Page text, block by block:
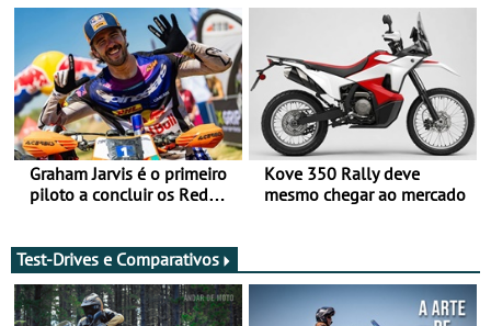
Graham Jarvis é o primeiro
piloto a concluir os Red
Kove 350 Rally deve
mesmo chegar ao mercado
Test-Drives e Comparativos